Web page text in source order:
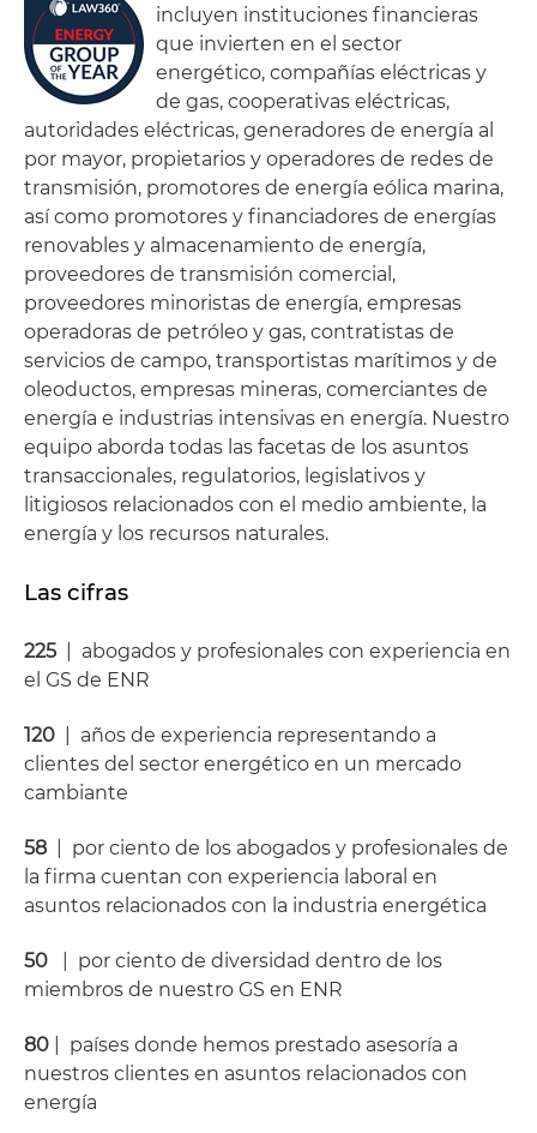
incluyen instituciones financieras
que invierten en el sector
energético, compañías eléctricas y
de gas, cooperativas eléctricas,
autoridades eléctricas, generadores de energía al
por mayor, propietarios y operadores de redes de
transmisión, promotores de energía eólica marina,
así como promotores y financiadores de energías
renovables y almacenamiento de energía,
proveedores de transmisión comercial,
proveedores minoristas de energía, empresas
operadoras de petróleo y gas, contratistas de
servicios de campo, transportistas marítimos y de
oleoductos, empresas mineras, comerciantes de
energía e industrias intensivas en energía. Nuestro
equipo aborda todas las facetas de los asuntos
transaccionales, regulatorios, legislativos y
litigiosos relacionados con el medio ambiente, la
energía y los recursos naturales.
Las cifras
225 | abogados y profesionales con experiencia en
el GS de ENR
120 | años de experiencia representando a
clientes del sector energético en un mercado
cambiante
58 | por ciento de los abogados y profesionales de
la firma cuentan con experiencia laboral en
asuntos relacionados con la industria energética
50 | por ciento de diversidad dentro de los
miembros de nuestro GS en ENR
80 | países donde hemos prestado asesoría a
nuestros clientes en asuntos relacionados con
energía